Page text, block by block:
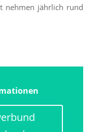
nehmen jährlich rund